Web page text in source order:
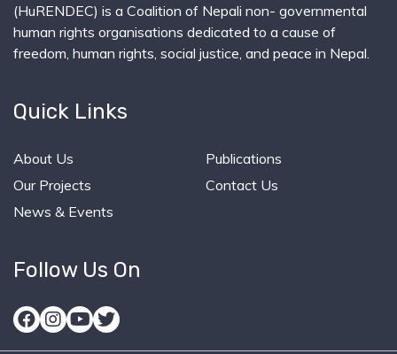
(HuRENDEC) is a Coalition of Nepali non- governmental
human rights organisations dedicated to a cause of
freedom, human rights, social justice, and peace in Nepal.
Quick Links
About Us
Our Projects
News & Events
Publications
Contact Us
Follow Us On